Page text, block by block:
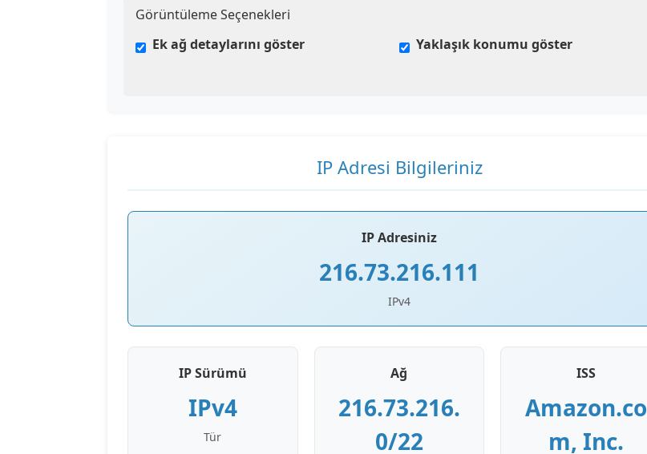
Görüntüleme Seçenekleri
Ek ağ detaylarını göster
Yaklaşık konumu göster
IP Adresi Bilgileriniz
IP Adresiniz
216.73.216.111
IPv4
IP Sürümü
IPv4
Tür
Ağ
216.73.216.
0/22
ISS
Amazon.co
m, Inc.